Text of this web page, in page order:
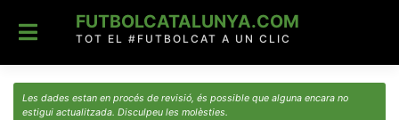
content
FUTBOLCATALUNYA.COM
TOT EL #FUTBOLCAT A UN CLIC
Les dades estan en procés de revisió, és possible que alguna encara no
estigui actualitzada. Disculpeu les molèsties.